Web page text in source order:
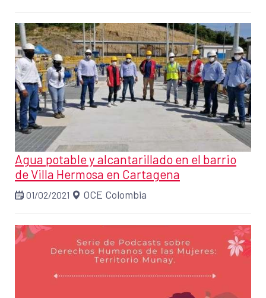
Agua potable y alcantarillado en el barrio
de Villa Hermosa en Cartagena
01/02/2021 OCE Colombia